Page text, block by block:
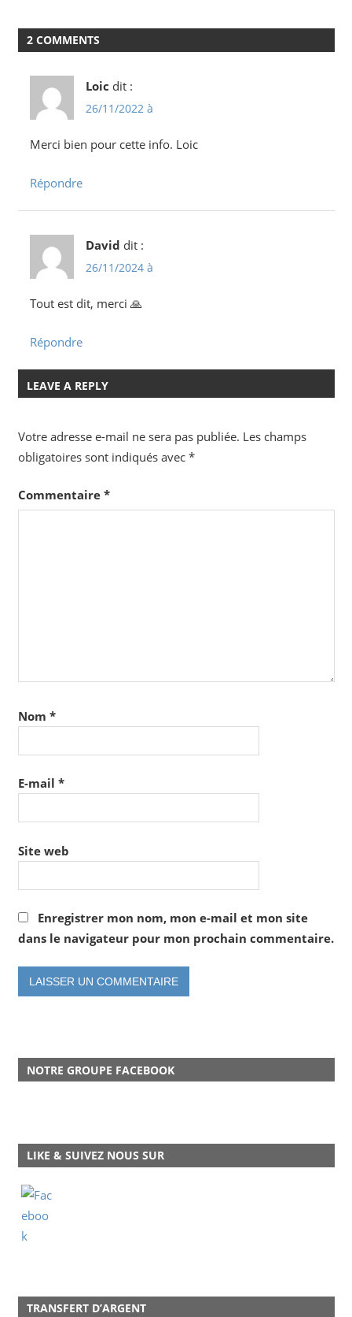
2 COMMENTS
Loic dit :
26/11/2022 à
Merci bien pour cette info. Loic
Répondre
David dit :
26/11/2024 à
Tout est dit, merci 🙏
Répondre
LEAVE A REPLY
Votre adresse e-mail ne sera pas publiée. Les champs
obligatoires sont indiqués avec *
Commentaire *
Nom *
E-mail *
Site web
Enregistrer mon nom, mon e-mail et mon site
dans le navigateur pour mon prochain commentaire.
NOTRE GROUPE FACEBOOK
LIKE & SUIVEZ NOUS SUR
TRANSFERT D’ARGENT